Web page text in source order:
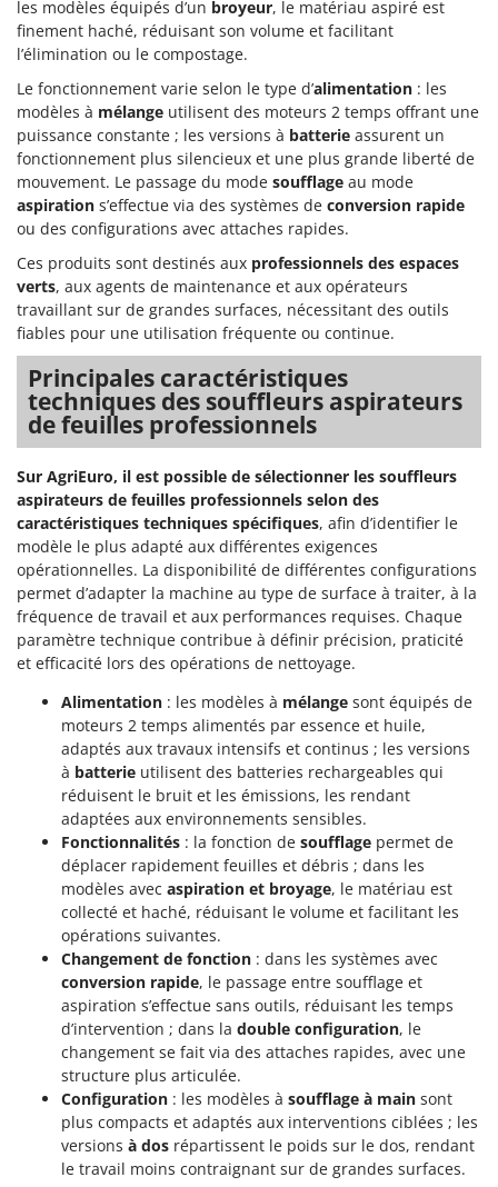
Resto Italia
Ribimex
Ripartrak
Ritter
River Systems
Robomow
Rossofuoco
Rover Pompe
Royal Food
Ryobi
S
S.T.P.
Santos
Sbaraglia
Schnitzer
Seven Italy
Shark
Silky
Simatech
Sirman
Skil
Smartwood
Smeg
Snapper
Solidur
Spice Electronics
Spiralmac
Spring Protezione
Spyro
Stanley
Stiga
Stocker
Sunseeker
Tecla
TecnoGen
les modèles équipés d’un broyeur, le matériau aspiré est
finement haché, réduisant son volume et facilitant
l’élimination ou le compostage.
Le fonctionnement varie selon le type d’alimentation : les
modèles à mélange utilisent des moteurs 2 temps offrant une
puissance constante ; les versions à batterie assurent un
fonctionnement plus silencieux et une plus grande liberté de
mouvement. Le passage du mode soufflage au mode
aspiration s’effectue via des systèmes de conversion rapide
ou des configurations avec attaches rapides.
Ces produits sont destinés aux professionnels des espaces
verts, aux agents de maintenance et aux opérateurs
travaillant sur de grandes surfaces, nécessitant des outils
fiables pour une utilisation fréquente ou continue.
Principales caractéristiques
techniques des souffleurs aspirateurs
de feuilles professionnels
Sur AgriEuro, il est possible de sélectionner les souffleurs
aspirateurs de feuilles professionnels selon des
caractéristiques techniques spécifiques, afin d’identifier le
modèle le plus adapté aux différentes exigences
opérationnelles. La disponibilité de différentes configurations
permet d’adapter la machine au type de surface à traiter, à la
fréquence de travail et aux performances requises. Chaque
paramètre technique contribue à définir précision, praticité
et efficacité lors des opérations de nettoyage.
Alimentation : les modèles à mélange sont équipés de
moteurs 2 temps alimentés par essence et huile,
adaptés aux travaux intensifs et continus ; les versions
à batterie utilisent des batteries rechargeables qui
réduisent le bruit et les émissions, les rendant
adaptées aux environnements sensibles.
Fonctionnalités : la fonction de soufflage permet de
déplacer rapidement feuilles et débris ; dans les
modèles avec aspiration et broyage, le matériau est
collecté et haché, réduisant le volume et facilitant les
opérations suivantes.
Changement de fonction : dans les systèmes avec
conversion rapide, le passage entre soufflage et
aspiration s’effectue sans outils, réduisant les temps
d’intervention ; dans la double configuration, le
changement se fait via des attaches rapides, avec une
structure plus articulée.
Configuration : les modèles à soufflage à main sont
plus compacts et adaptés aux interventions ciblées ; les
versions à dos répartissent le poids sur le dos, rendant
le travail moins contraignant sur de grandes surfaces.